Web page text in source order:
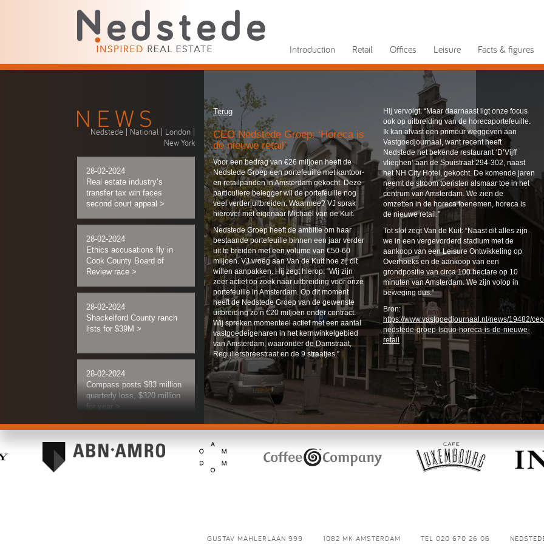
Introduction Retail Offices Leisure Facts & figures
Nedstede | National | London |
New York
28-02-2024
Real estate industry’s
transfer tax win faces
second court appeal >
28-02-2024
Ethics accusations fly in
Cook County Board of
Review race >
28-02-2024
Shackelford County ranch
lists for $39M >
28-02-2024
Compass posts $83 million
quarterly loss, $320 million
for year >
28-02-2024
New American Funding
Terug
CEO Nedstede Groep: ‘Horeca is
de nieuwe retail’
Voor een bedrag van €26 miljoen heeft de
Nedstede Groep een portefeuille met kantoor-
en retailpanden in Amsterdam gekocht. Deze
particuliere belegger wil de portefeuille nog
veel verder uitbreiden. Waarmee? VJ sprak
hierover met eigenaar Michael van de Kuit.
Nedstede Groep heeft de ambitie om haar
bestaande portefeuille binnen een jaar verder
uit te breiden met een volume van €50-60
miljoen. VJ vroeg aan Van de Kuit hoe zij dit
willen aanpakken. Hij zegt hierop: “Wij zijn
zeer actief op zoek naar uitbreiding voor onze
portefeuille in Amsterdam. Op dit moment
heeft de Nedstede Groep van de gewenste
uitbreiding zo’n €20 miljoen onder contract.
Wij spreken momenteel actief met een aantal
vastgoedeigenaren in het kernwinkelgebied
van Amsterdam, waaronder de Damstraat,
Reguliersbreestraat en de 9 straatjes.”
Hij vervolgt: “Maar daarnaast ligt onze focus
ook op uitbreiding van de horecaportefeuille.
Ik kan alvast een primeur weggeven aan
Vastgoedjournaal, want recent heeft
Nedstede het bekende restaurant ‘D’Vijff
vlieghen’ aan de Spuistraat 294-302, naast
het NH City Hotel, gekocht. De komende jaren
neemt de stroom toeristen alsmaar toe in het
centrum van Amsterdam. We zien de
omzetten in de horeca toenemen, horeca is
de nieuwe retail.”
Tot slot zegt Van de Kuit: “Naast dit alles zijn
we in een vergevorderd stadium met de
aankoop van een Leisure Ontwikkeling op
Overhoeks en de aankoop van een
grondpositie van circa 100 hectare op 10
minuten van Amsterdam. We zijn volop in
beweging dus.”
Bron:
https://www.vastgoedjournaal.nl/news/19482/ceo-
nedstede-groep-lsquo-horeca-is-de-nieuwe-
retail
GUSTAV MAHLERLAAN 999 1082 MK AMSTERDAM TEL 020 670 26 06